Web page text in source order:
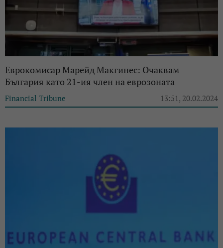
Еврокомисар Марейд Макгинес: Очаквам
България като 21-ия член на еврозоната
Financial Tribune 13:51, 20.02.2024